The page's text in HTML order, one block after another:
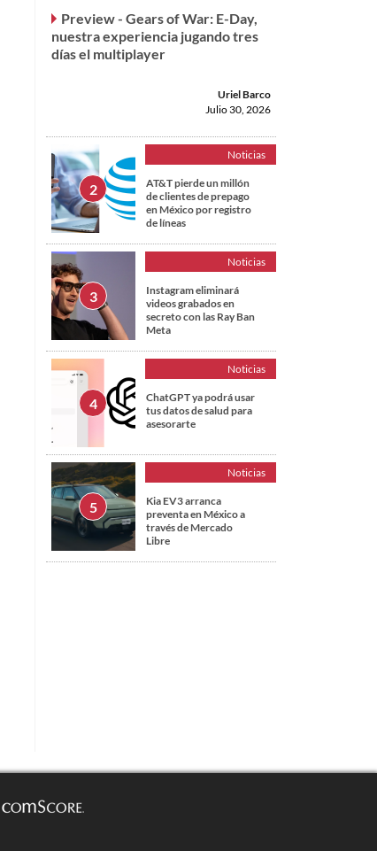
Preview - Gears of War: E-Day,
nuestra experiencia jugando tres
días el multiplayer
Uriel Barco
Julio 30, 2026
Noticias
AT&T pierde un millón
de clientes de prepago
en México por registro
de líneas
Noticias
Instagram eliminará
videos grabados en
secreto con las Ray Ban
Meta
Noticias
ChatGPT ya podrá usar
tus datos de salud para
asesorarte
Noticias
Kia EV3 arranca
preventa en México a
través de Mercado
Libre